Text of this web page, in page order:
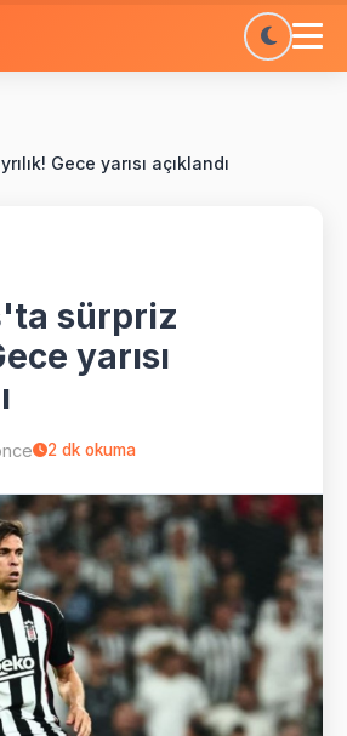
Gece yarısı açıklandı
sürpriz
yarısı
2 dk okuma